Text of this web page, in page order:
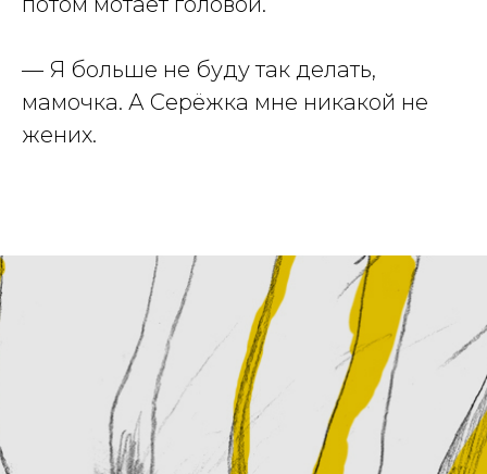
— Я больше не буду так делать,
мамочка. А Серёжка мне никакой не
жених.